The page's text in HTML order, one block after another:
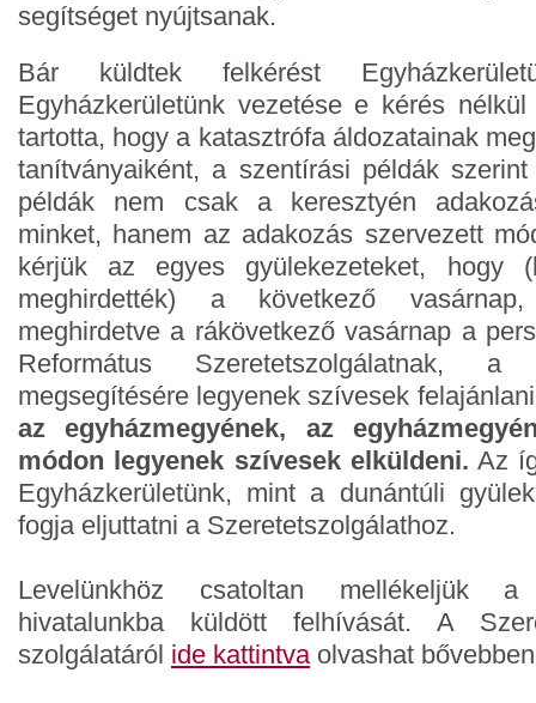
segítséget nyújtsanak.
Bár küldtek felkérést
Egyházkerületünk vezetése e kérés
tartotta, hogy a katasztrófa áldozatainak
tanítványaiként, a szentírási példák
példák nem csak a keresztyén
minket, hanem az adakozás szervezett
kérjük az egyes gyülekezeteket, hogy
meghirdették) a következő
meghirdetve a rákövetkező vasárnap a
Református Szeretetszolgálatnak,
megsegítésére legyenek szívesek
az egyházmegyének, az
módon legyenek szívesek elküldeni. Az
Egyházkerületünk, mint a dunántúli
fogja eljuttatni a Szeretetszolgálathoz.
Levelünkhöz csatoltan mellékeljük a
hivatalunkba küldött felhívását. A
szolgálatáról ide kattintvaolvashat